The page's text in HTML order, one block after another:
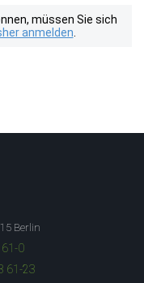
müssen Sie sich
anmelden
Berlin
0
61-23